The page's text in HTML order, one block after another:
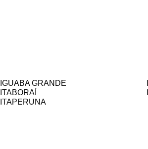
IGUABA GRANDE
ITABORAÍ
ITAPERUNA